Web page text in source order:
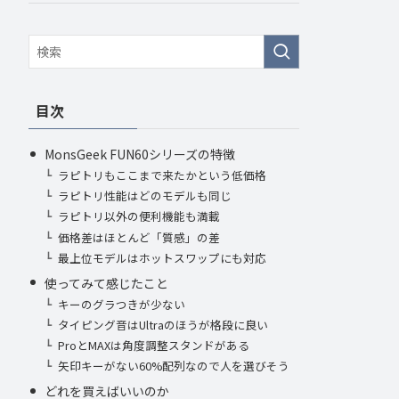
目次
MonsGeek FUN60シリーズの特徴
ラピトリもここまで来たかという低価格
ラピトリ性能はどのモデルも同じ
ラピトリ以外の便利機能も満載
価格差はほとんど「質感」の差
最上位モデルはホットスワップにも対応
使ってみて感じたこと
キーのグラつきが少ない
タイピング音はUltraのほうが格段に良い
ProとMAXは角度調整スタンドがある
矢印キーがない60%配列なので人を選びそう
どれを買えばいいのか